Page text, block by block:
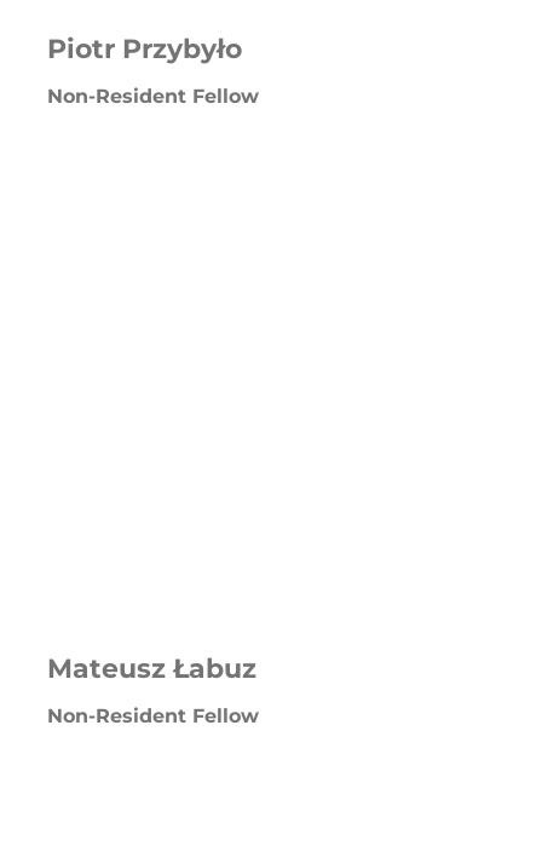
Piotr Przybyło
Non-Resident Fellow
Mateusz Łabuz
Non-Resident Fellow